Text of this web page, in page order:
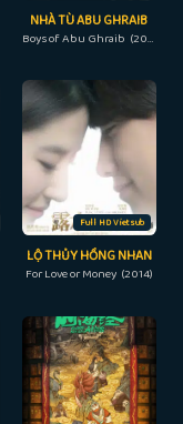
NHÀ TÙ ABU GHRAIB
Boys of Abu Ghraib (2014)
Full HD Vietsub
LỘ THỦY HỒNG NHAN
For Love or Money (2014)